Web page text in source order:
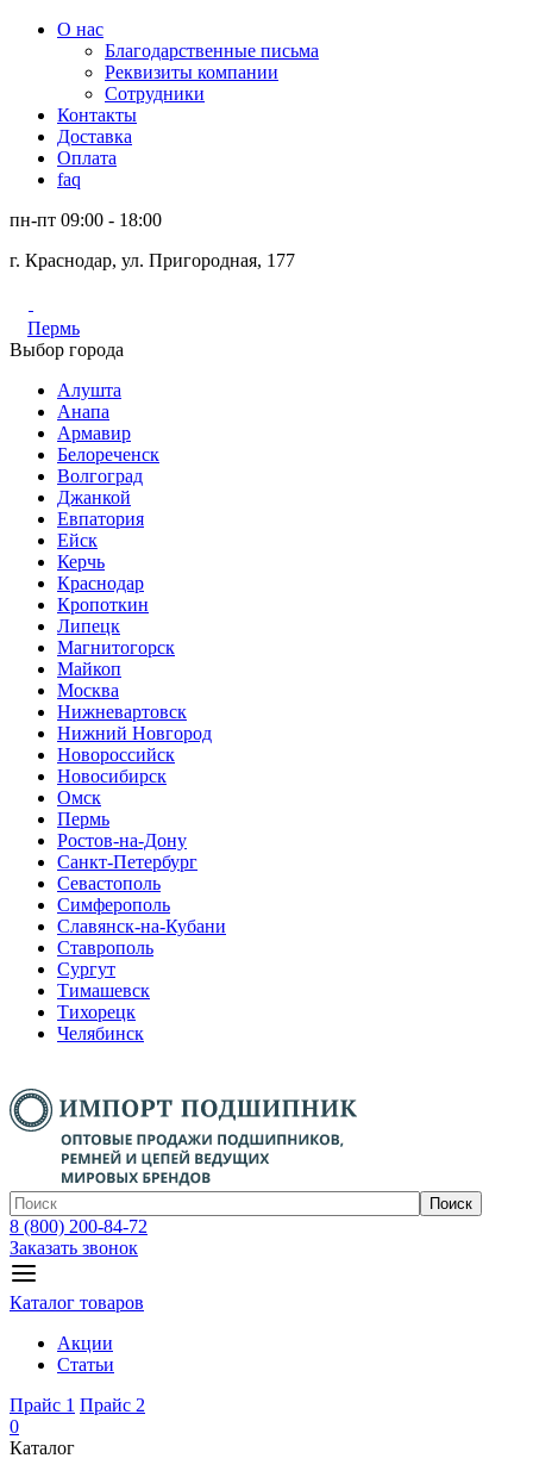
О нас
Благодарственные письма
Реквизиты компании
Сотрудники
Контакты
Доставка
Оплата
faq
пн-пт 09:00 - 18:00
г. Краснодар, ул. Пригородная, 177
Пермь
Выбор города
Алушта
Анапа
Армавир
Белореченск
Волгоград
Джанкой
Евпатория
Ейск
Керчь
Краснодар
Кропоткин
Липецк
Магнитогорск
Майкоп
Москва
Нижневартовск
Нижний Новгород
Новороссийск
Новосибирск
Омск
Пермь
Ростов-на-Дону
Санкт-Петербург
Севастополь
Симферополь
Славянск-на-Кубани
Ставрополь
Сургут
Тимашевск
Тихорецк
Челябинск
Поиск
8 (800) 200-84-72
Заказать звонок
Каталог товаров
Акции
Статьи
Прайс 1 Прайс 2
0
Каталог